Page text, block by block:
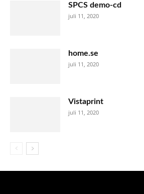
SPCS demo-cd
juli 11, 2020
home.se
juli 11, 2020
Vistaprint
juli 11, 2020